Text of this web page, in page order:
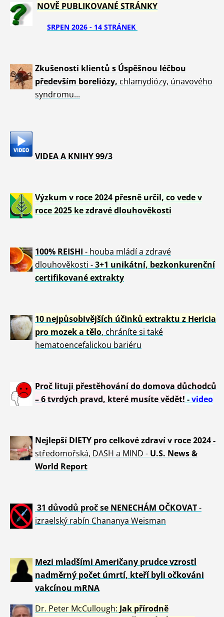
NOVĚ PUBLIKOVANÉ STRÁNKY
SRPEN 2026 - 14 STRÁNEK
Zkušenosti klientů s Úspěšnou léčbou
především boreliózy, chlamydiózy, únavového
syndromu...
VIDEA A KNIHY 99/3
Výzkum v roce 2024 přesně určil, co vede v
roce 2025 ke zdravé dlouhověkosti
100% REISHI - houba mládí a zdravé
dlouhověkosti -3+1 unikátní, bezkonkurenční
certifikované extrakty
10 nejpůsobivějších účinků extraktu z Hericia
pro mozek a tělo, chráníte si také
hematoencefalickou bariéru
Proč lituji přestěhování do domova důchodců
– 6 tvrdých pravd, které musíte vědět! -video
Nejlepší DIETY pro celkové zdraví v roce 2024 -
středomořská, DASH a MIND - U.S. News &
World Report
31 důvodů proč se NENECHÁM OČKOVAT-
izraelský rabín Chananya Weisman
Mezi mladšími Američany prudce vzrostl
nadměrný počet úmrtí, kteří byli očkováni
vakcínou mRNA
Dr. Peter McCullough: Jak přírodně